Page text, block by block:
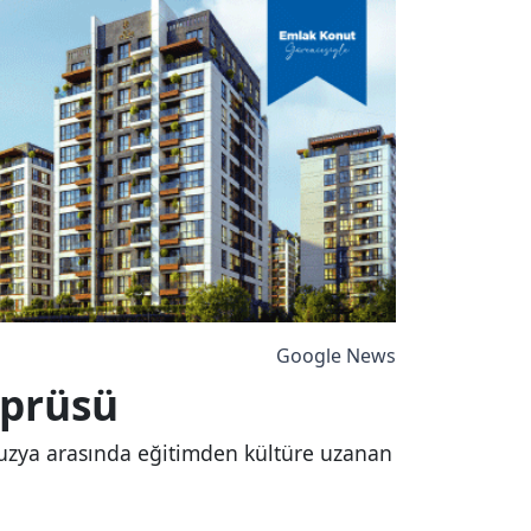
Google News
arasında eğitimden kültüre uzanan